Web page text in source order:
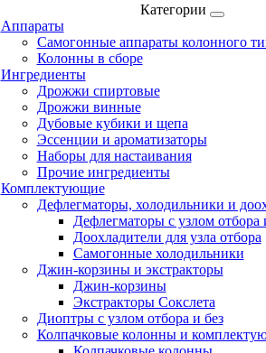
Категории
Аппараты
Самогонные аппараты колонного
Колонны в сборе
Ингредиенты
Дрожжи спиртовые
Дрожжи винные
Дубовые кубики и щепа
Эссенции и ароматизаторы
Наборы для настаивания
Прочие ингредиенты
Комплектующие
Дефлегматоры, холодильники и
Дефлегматоры с узлом отбора
Доохладители для узла отбора
Самогонные холодильники
Джин-корзины и экстракторы
Джин-корзины
Экстракторы Сокслета
Диоптры с узлом отбора и без
Колпачковые колонны и